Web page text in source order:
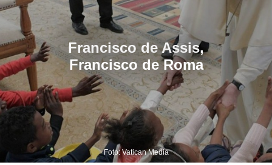
Francisco de Assis,
Francisco de Roma
Foto: Vatican Media